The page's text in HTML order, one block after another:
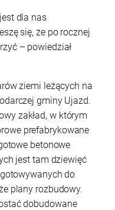
dla nas
się, że po rocznej
– powiedział
ziemi leżących na
gminy Ujazd.
zakład, w którym
prefabrykowane
betonowe
jest tam dziewięć
do
plany rozbudowy.
dobudowane